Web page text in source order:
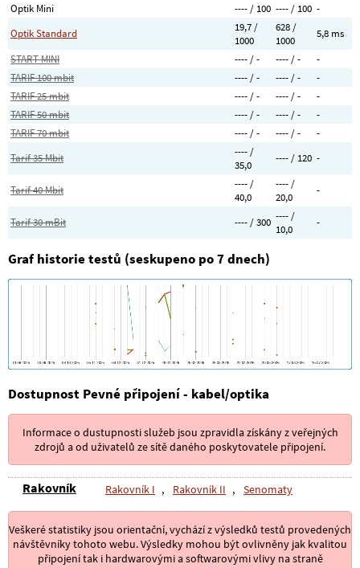
Optik Mini
---- / 100 ---- / 100 -
Optik Standard
19,7 /
1000
628 /
1000
5,8 ms
START-MINI
---- / - ---- / -
-
TARIF 100 mbit
---- / - ---- / -
-
TARIF 25 mbit
---- / - ---- / -
-
TARIF 50 mbit
---- / - ---- / -
-
TARIF 70 mbit
---- / - ---- / -
-
Tarif 35 Mbit
---- /
35,0
---- / 120 -
Tarif 40 Mbit
---- /
40,0
---- /
20,0
-
Tarif 30 mBit ---- / 300 ---- /
10,0
-
Graf historie testů (seskupeno po 7 dnech)
Dostupnost Pevné připojení - kabel/optika
Informace o dustupnosti služeb jsou zpravidla získány z veřejných
zdrojů a od uživatelů ze sítě daného poskytovatele připojení.
Rakovník Rakovník I , Rakovník II , Senomaty
Veškeré statistiky jsou orientační, vychází z výsledků testů provedených
návštěvníky tohoto webu. Výsledky mohou být ovlivněny jak kvalitou
připojení tak i hardwarovými a softwarovými vlivy na straně